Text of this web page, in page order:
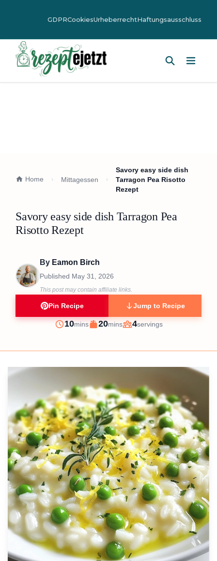
GDPRCookiesUrheberrechtHaftungsausschluss
Home Mittagessen
Savory easy side dish
Tarragon Pea Risotto
Rezept
Savory easy side dish Tarragon Pea
Risotto Rezept
By Eamon Birch
Published May 31, 2026
This post may contain affiliate links.
Pin Recipe Jump to Recipe
Prep
10minutes
mins
Cook
20minutes
mins
Servings
4servings